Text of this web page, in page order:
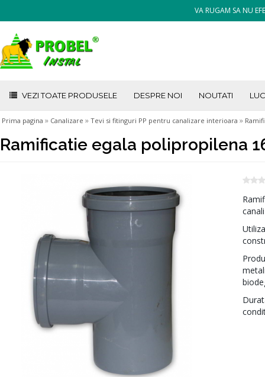
VA RUGAM SA NU
VEZI TOATE PRODUSELE DESPRE NOI NOUTATI
Prima pagina » Canalizare » Tevi si fitinguri PP pentru canalizare interioara »
Ramificatie egala polipropilena